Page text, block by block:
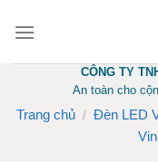
CÔNG TY
An toàn cho
Trang chủ / Đèn LED